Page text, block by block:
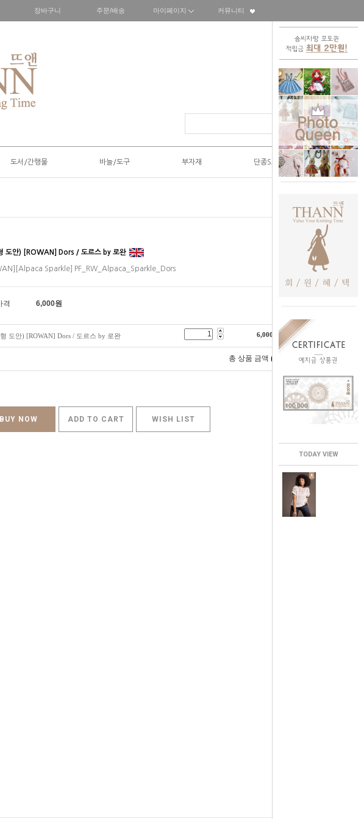
TODAY VIEW
장바구니 주문/배송 마이페이지 커뮤니티
도서/간행물 바늘/도구 부자재 단종SALE50%
도안) [ROWAN] Dors / 도르스 by 로완
Sparkle] PF_RW_Alpaca_Sparkle_Dors
격 6,000원
도안) [ROWAN] Dors / 도르스 by 로완 6,000 원
총 상품 금액 0
BUY NOW ADD TO CART WISH LIST